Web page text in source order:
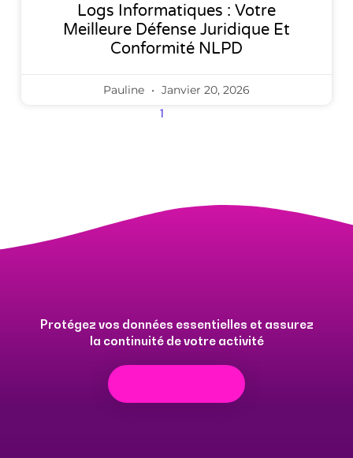
Logs Informatiques : Votre
Meilleure Défense Juridique Et
Conformité NLPD
Pauline Janvier 20, 2026
1
Protégez vos données essentielles et assurez
la continuité de votre activité